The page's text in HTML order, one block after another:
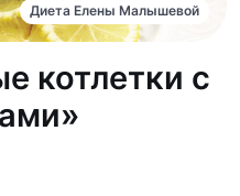
Диета Елены Малышевой
котлетки с